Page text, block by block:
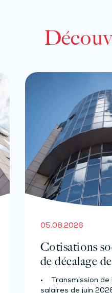
05.08.2026
Cotisations
de décalage
Prélèvement
salariés et
• Transmission de
salaires de juin